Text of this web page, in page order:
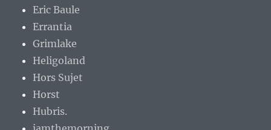
Eric Baule
Errantia
Grimlake
Heligoland
Hors Sujet
Horst
Hubris.